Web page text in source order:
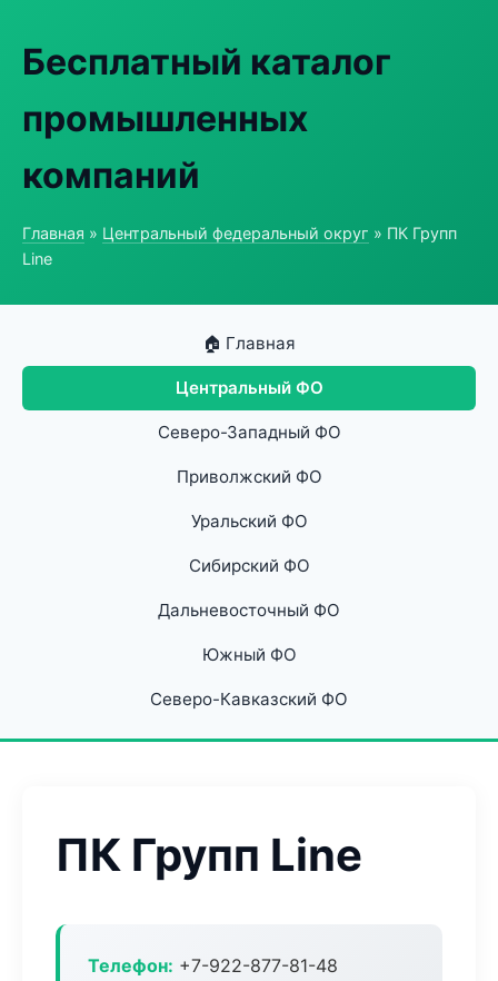
Бесплатный каталог
промышленных
компаний
Главная » Центральный федеральный округ » ПК Групп
Line
🏠 Главная
Центральный ФО
Северо-Западный ФО
Приволжский ФО
Уральский ФО
Сибирский ФО
Дальневосточный ФО
Южный ФО
Северо-Кавказский ФО
ПК Групп Line
Телефон: +7-922-877-81-48